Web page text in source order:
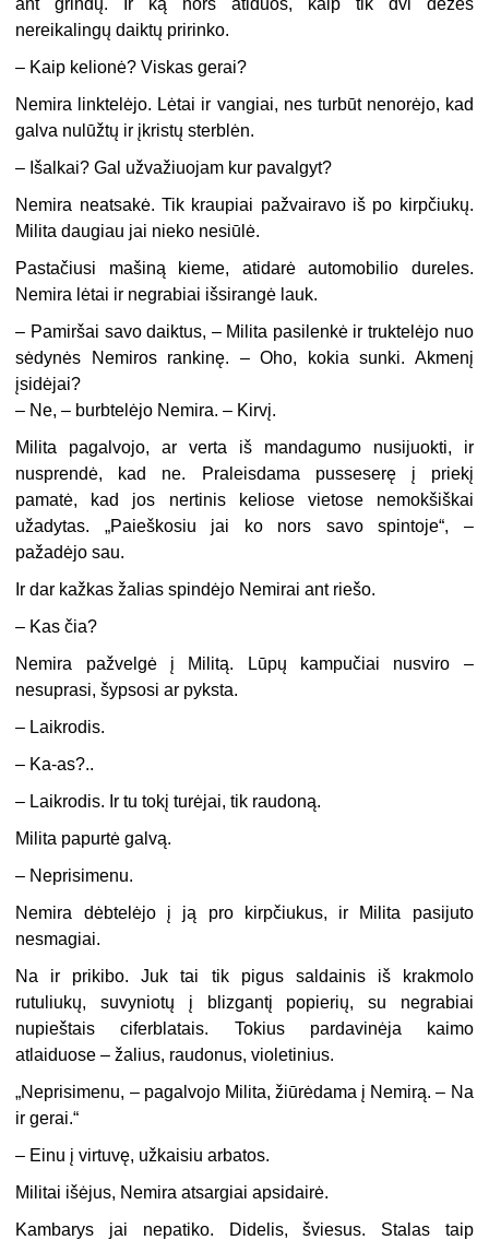
ant grindų. Ir ką nors atiduos, kaip tik dvi dėžes
nereikalingų daiktų pririnko.
– Kaip kelionė? Viskas gerai?
Nemira linktelėjo. Lėtai ir vangiai, nes turbūt nenorėjo, kad
galva nulūžtų ir įkristų sterblėn.
– Išalkai? Gal užvažiuojam kur pavalgyt?
Nemira neatsakė. Tik kraupiai pažvairavo iš po kirpčiukų.
Milita daugiau jai nieko nesiūlė.
Pastačiusi mašiną kieme, atidarė automobilio dureles.
Nemira lėtai ir negrabiai išsirangė lauk.
– Pamiršai savo daiktus, – Milita pasilenkė ir truktelėjo nuo
sėdynės Nemiros rankinę. – Oho, kokia sunki. Akmenį
įsidėjai?
– Ne, – burbtelėjo Nemira. – Kirvį.
Milita pagalvojo, ar verta iš mandagumo nusijuokti, ir
nusprendė, kad ne. Praleisdama pusseserę į priekį
pamatė, kad jos nertinis keliose vietose nemokšiškai
užadytas. „Paieškosiu jai ko nors savo spintoje“, –
pažadėjo sau.
Ir dar kažkas žalias spindėjo Nemirai ant riešo.
– Kas čia?
Nemira pažvelgė į Militą. Lūpų kampučiai nusviro –
nesuprasi, šypsosi ar pyksta.
– Laikrodis.
– Ka-as?..
– Laikrodis. Ir tu tokį turėjai, tik raudoną.
Milita papurtė galvą.
– Neprisimenu.
Nemira dėbtelėjo į ją pro kirpčiukus, ir Milita pasijuto
nesmagiai.
Na ir prikibo. Juk tai tik pigus saldainis iš krakmolo
rutuliukų, suvyniotų į blizgantį popierių, su negrabiai
nupieštais ciferblatais. Tokius pardavinėja kaimo
atlaiduose – žalius, raudonus, violetinius.
„Neprisimenu, – pagalvojo Milita, žiūrėdama į Nemirą. – Na
ir gerai.“
– Einu į virtuvę, užkaisiu arbatos.
Militai išėjus, Nemira atsargiai apsidairė.
Kambarys jai nepatiko. Didelis, šviesus. Stalas taip